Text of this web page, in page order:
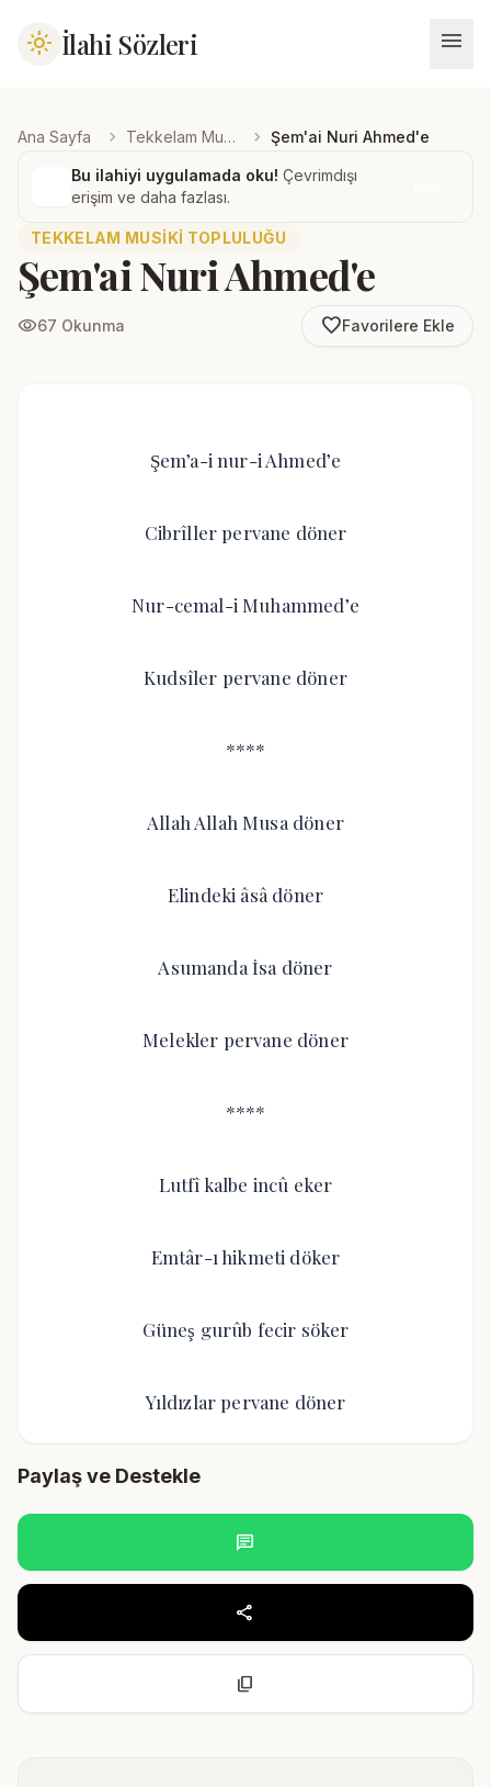
light_mode İlahi Sözleri menu
Ana Sayfa chevron_right Tekkelam Musiki Topluluğu chevron_right Şem'ai Nuri Ahmed'e
Bu ilahiyi uygulamada oku! Çevrimdışı
erişim ve daha fazlası.
TEKKELAM MUSIKI TOPLULUĞU
Şem'ai Nuri Ahmed'e
visibility67 Okunma favorite_borderFavorilere Ekle
Şem’a-i nur-i Ahmed’e
Cibrîller pervane döner
Nur-cemal-i Muhammed’e
Kudsîler pervane döner
****
Allah Allah Musa döner
Elindeki âsâ döner
Asumanda İsa döner
Melekler pervane döner
****
Lutfî kalbe incû eker
Emtâr-ı hikmeti döker
Güneş gurûb fecir söker
Yıldızlar pervane döner
Paylaş ve Destekle
chat
share
content_copy